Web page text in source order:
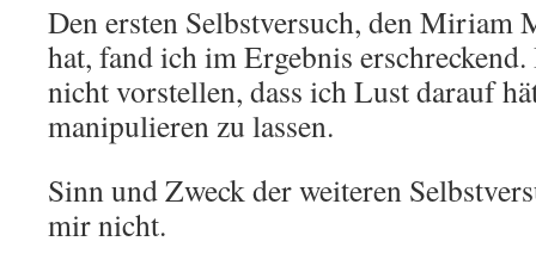
Den ersten Selbstversuch, den Miriam
hat, fand ich im Ergebnis
nicht vorstellen, dass ich Lust darauf
manipulieren zu lassen.
Sinn und Zweck der weiteren
mir nicht.